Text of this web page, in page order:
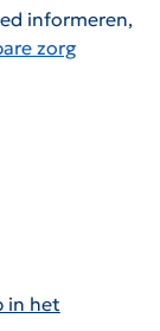
informeren,
zorg
in het